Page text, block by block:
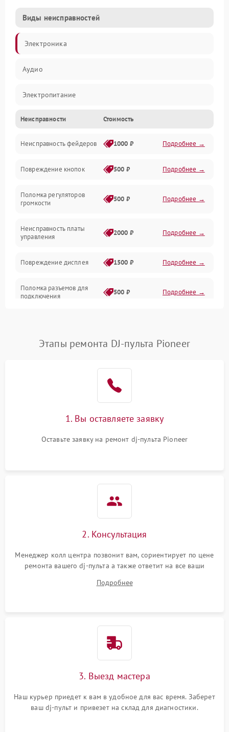
Виды неисправностей
Электроника
Аудио
Электропитание
Управление
Интерфейсы
Механические повреждения
Механика
Неисправности Стоимость
Неисправность фейдеров 1000 ₽ Подробнее →
Повреждение кнопок 500 ₽ Подробнее →
Поломка регуляторов
громкости
500 ₽ Подробнее →
Неисправность платы
управления
2000 ₽ Подробнее →
Повреждение дисплея 1500 ₽ Подробнее →
Поломка разъемов для
подключения
500 ₽ Подробнее →
1000 ₽
Поломка системы
автоматического
1000 ₽ Подробнее →
1000 ₽
Неисправность системы
1000 ₽
1000 ₽
1000 ₽
Поломка системы защиты
1000 ₽
Этапы ремонта DJ-пульта Pioneer
1. Вы оставляете заявку
Оставьте заявку на ремонт dj-пульта Pioneer
2. Консультация
Менеджер колл центра позвонит вам, сориентирует по цене
ремонта вашего dj-пульта а также ответит на все ваши
Подробнее
3. Выезд мастера
Наш курьер приедет к вам в удобное для вас время. Заберет
ваш dj-пульт и привезет на склад для диагностики.